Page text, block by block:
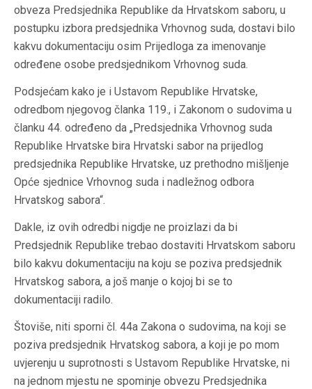
obveza Predsjednika Republike da Hrvatskom saboru, u
postupku izbora predsjednika Vrhovnog suda, dostavi bilo
kakvu dokumentaciju osim Prijedloga za imenovanje
određene osobe predsjednikom Vrhovnog suda.
Podsjećam kako je i Ustavom Republike Hrvatske,
odredbom njegovog članka 119., i Zakonom o sudovima u
članku 44. određeno da „Predsjednika Vrhovnog suda
Republike Hrvatske bira Hrvatski sabor na prijedlog
predsjednika Republike Hrvatske, uz prethodno mišljenje
Opće sjednice Vrhovnog suda i nadležnog odbora
Hrvatskog sabora“.
Dakle, iz ovih odredbi nigdje ne proizlazi da bi
Predsjednik Republike trebao dostaviti Hrvatskom saboru
bilo kakvu dokumentaciju na koju se poziva predsjednik
Hrvatskog sabora, a još manje o kojoj bi se to
dokumentaciji radilo.
Štoviše, niti sporni čl. 44a Zakona o sudovima, na koji se
poziva predsjednik Hrvatskog sabora, a koji je po mom
uvjerenju u suprotnosti s Ustavom Republike Hrvatske, ni
na jednom mjestu ne spominje obvezu Predsjednika